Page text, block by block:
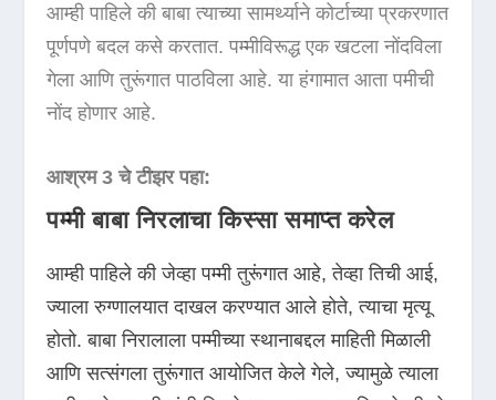
आम्ही पाहिले की बाबा त्याच्या सामर्थ्याने कोर्टाच्या प्रकरणात
पूर्णपणे बदल कसे करतात. पम्मीविरूद्ध एक खटला नोंदविला
गेला आणि तुरूंगात पाठविला आहे. या हंगामात आता पमीची
नोंद होणार आहे.
आश्रम 3 चे टीझर पहा:
पम्मी बाबा निरलाचा किस्सा समाप्त करेल
आम्ही पाहिले की जेव्हा पम्मी तुरूंगात आहे, तेव्हा तिची आई,
ज्याला रुग्णालयात दाखल करण्यात आले होते, त्याचा मृत्यू
होतो. बाबा निरालाला पम्मीच्या स्थानाबद्दल माहिती मिळाली
आणि सत्संगला तुरूंगात आयोजित केले गेले, ज्यामुळे त्याला